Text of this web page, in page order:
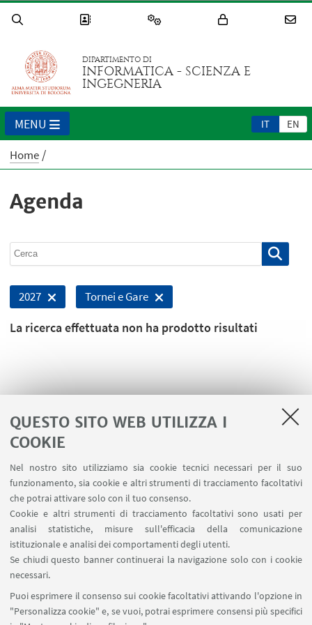
QUESTO SITO WEB UTILIZZA I
COOKIE
Nel nostro sito utilizziamo sia cookie tecnici necessari per il suo
funzionamento, sia cookie e altri strumenti di tracciamento facoltativi
che potrai attivare solo con il tuo consenso.
Cookie e altri strumenti di tracciamento facoltativi sono usati per
analisi statistiche, misure sull'efficacia della comunicazione
istituzionale e analisi dei comportamenti degli utenti.
Se chiudi questo banner continuerai la navigazione solo con i cookie
necessari.
Puoi esprimere il consenso sui cookie facoltativi attivando l'opzione in
"Personalizza cookie" e, se vuoi, potrai esprimere consensi più specifici
DIPARTIMENTO DI
INFORMATICA - SCIENZA E
INGEGNERIA
IT EN
MENU
Home
Agenda
2027 Tornei e Gare
La ricerca effettuata non ha prodotto risultati
LINK UTILI
Area riservata
SEGUI UNIBO SU: